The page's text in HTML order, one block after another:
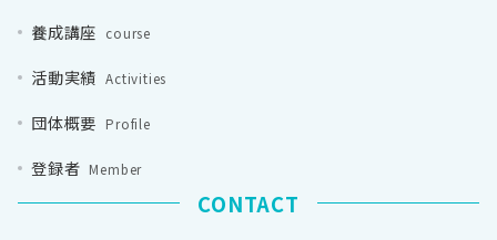
養成講座 course
活動実績 Activities
団体概要 Profile
登録者 Member
CONTACT